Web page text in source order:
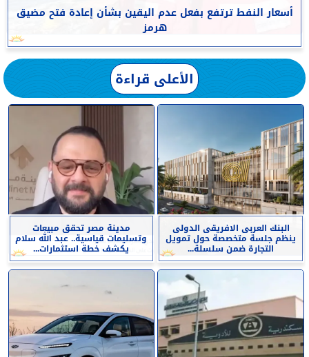
أسعار النفط ترتفع بفعل عدم اليقين بشأن إعادة فتح مضيق
هرمز
الأعلى قراءة
البنك العربى الافريقى الدولى
ينظم جلسة متخصصة حول تمويل
التجارة ضمن سلسلة...
مدينة مصر تحقق مبيعات
وتسليمات قياسية.. عبد الله سلام
يكشف خطة استثمارات...